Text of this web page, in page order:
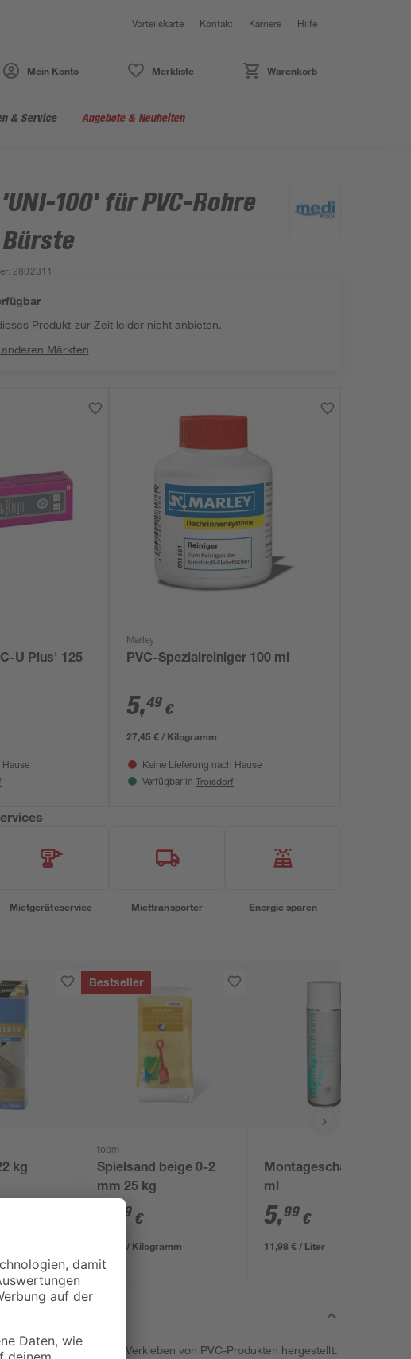
Vorteilskarte Kontakt Karriere Hilfe
Mein Konto Merkliste Warenkorb
& Service Angebote & Neuheiten
100' für PVC-Rohre
: 2802311
Produkt zur Zeit leider nicht anbieten.
Märkten
U Plus' 125
Hause
Marley
PVC-Spezialreiniger 100 ml
5,49 €
27,45 € / Kilogramm
Keine Lieferung nach Hause
Verfügbar in Troisdorf
Mietgeräteservice Miettransporter Energie sparen
kg
Bestseller
toom
Spielsand beige 0-2
mm 25 kg
29 €
0,13 € / Kilogramm
Montageschaum 500
ml
5,99 €
11,98 € / Liter
XT' ist speziell für das Verkleben von PVC-Produkten hergestellt.